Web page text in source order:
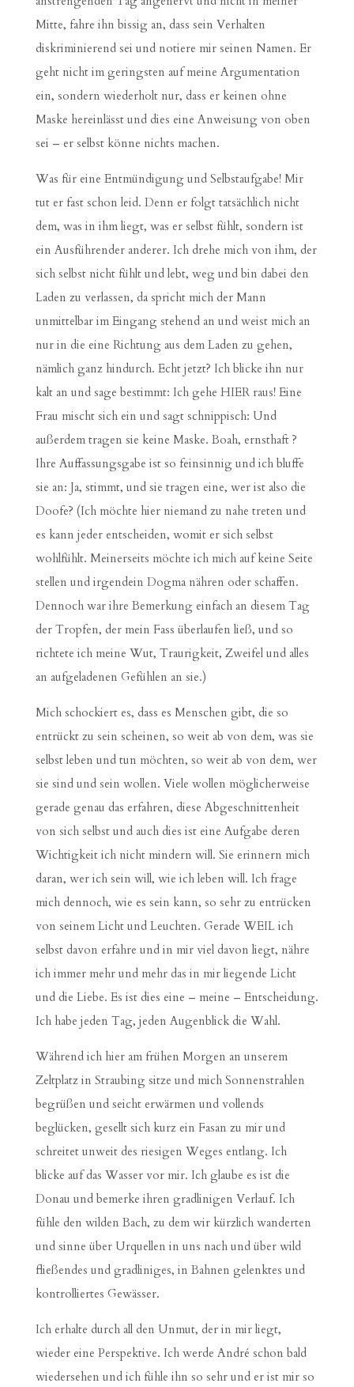
Mitte, fahre ihn bissig an, dass sein Verhalten
diskriminierend sei und notiere mir seinen Namen. Er
geht nicht im geringsten auf meine Argumentation
ein, sondern wiederholt nur, dass er keinen ohne
Maske hereinlässt und dies eine Anweisung von oben
sei – er selbst könne nichts machen.
Was für eine Entmündigung und Selbstaufgabe! Mir
tut er fast schon leid. Denn er folgt tatsächlich nicht
dem, was in ihm liegt, was er selbst fühlt, sondern ist
ein Ausführender anderer. Ich drehe mich von ihm, der
sich selbst nicht fühlt und lebt, weg und bin dabei den
Laden zu verlassen, da spricht mich der Mann
unmittelbar im Eingang stehend an und weist mich an
nur in die eine Richtung aus dem Laden zu gehen,
nämlich ganz hindurch. Echt jetzt? Ich blicke ihn nur
kalt an und sage bestimmt: Ich gehe HIER raus! Eine
Frau mischt sich ein und sagt schnippisch: Und
außerdem tragen sie keine Maske. Boah, ernsthaft ?
Ihre Auffassungsgabe ist so feinsinnig und ich bluffe
sie an: Ja, stimmt, und sie tragen eine, wer ist also die
Doofe? (Ich möchte hier niemand zu nahe treten und
es kann jeder entscheiden, womit er sich selbst
wohlfühlt. Meinerseits möchte ich mich auf keine Seite
stellen und irgendein Dogma nähren oder schaffen.
Dennoch war ihre Bemerkung einfach an diesem Tag
der Tropfen, der mein Fass überlaufen ließ, und so
richtete ich meine Wut, Traurigkeit, Zweifel und alles
an aufgeladenen Gefühlen an sie.)
Mich schockiert es, dass es Menschen gibt, die so
entrückt zu sein scheinen, so weit ab von dem, was sie
selbst leben und tun möchten, so weit ab von dem, wer
sie sind und sein wollen. Viele wollen möglicherweise
gerade genau das erfahren, diese Abgeschnittenheit
von sich selbst und auch dies ist eine Aufgabe deren
Wichtigkeit ich nicht mindern will. Sie erinnern mich
daran, wer ich sein will, wie ich leben will. Ich frage
mich dennoch, wie es sein kann, so sehr zu entrücken
von seinem Licht und Leuchten. Gerade WEIL ich
selbst davon erfahre und in mir viel davon liegt, nähre
ich immer mehr und mehr das in mir liegende Licht
und die Liebe. Es ist dies eine – meine – Entscheidung.
Ich habe jeden Tag, jeden Augenblick die Wahl.
Während ich hier am frühen Morgen an unserem
Zeltplatz in Straubing sitze und mich Sonnenstrahlen
begrüßen und seicht erwärmen und vollends
beglücken, gesellt sich kurz ein Fasan zu mir und
schreitet unweit des riesigen Weges entlang. Ich
blicke auf das Wasser vor mir. Ich glaube es ist die
Donau und bemerke ihren gradlinigen Verlauf. Ich
fühle den wilden Bach, zu dem wir kürzlich wanderten
und sinne über Urquellen in uns nach und über wild
fließendes und gradliniges, in Bahnen gelenktes und
kontrolliertes Gewässer.
Ich erhalte durch all den Unmut, der in mir liegt,
wieder eine Perspektive. Ich werde André schon bald
wiedersehen und ich fühle ihn so sehr und er ist mir so